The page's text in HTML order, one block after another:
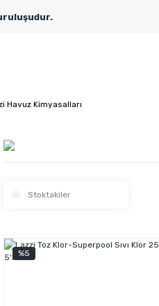
Havuz Kimyasalları
Stoktakiler
%5